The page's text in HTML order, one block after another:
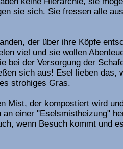
sie sich. Sie fressen alle
der über ihre Köpfe
viel und sie wollen
bei der Versorgung der
sich aus! Esel lieben das,
strohiges Gras.
Mist, der kompostiert wird
einer "Eselsmistheizung"
wenn Besuch kommt und